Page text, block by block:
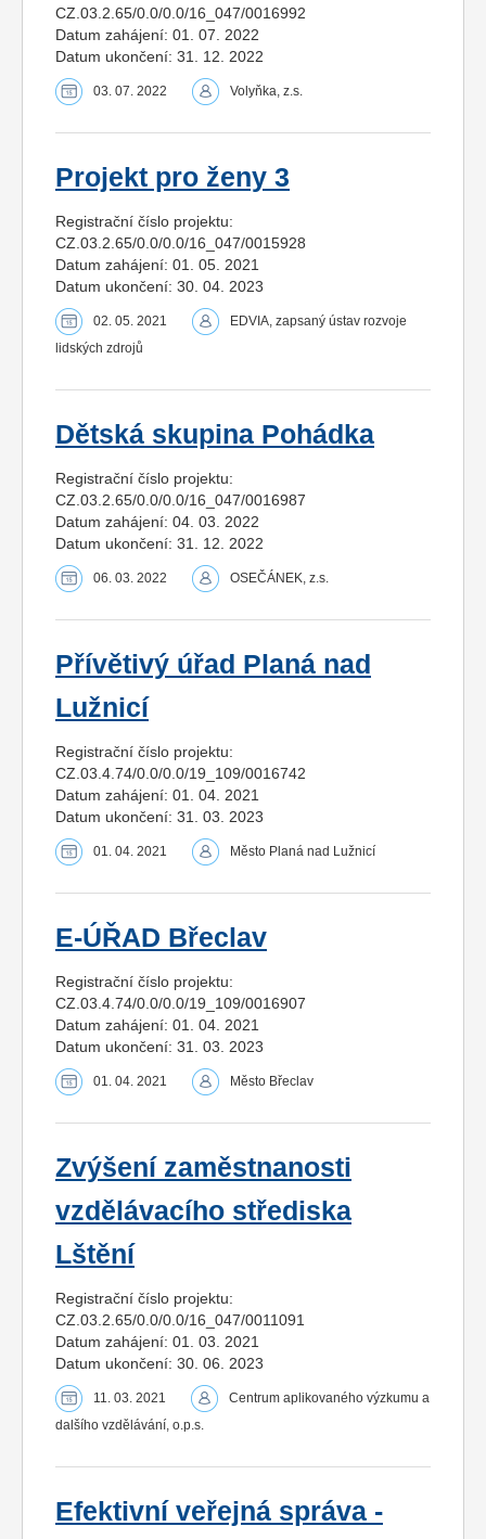
CZ.03.2.65/0.0/0.0/16_047/0016992
Datum zahájení: 01. 07. 2022
Datum ukončení: 31. 12. 2022
03. 07. 2022 Volyňka, z.s.
Projekt pro ženy 3
Registrační číslo projektu:
CZ.03.2.65/0.0/0.0/16_047/0015928
Datum zahájení: 01. 05. 2021
Datum ukončení: 30. 04. 2023
02. 05. 2021
EDVIA, zapsaný ústav rozvoje
lidských zdrojů
Dětská skupina Pohádka
Registrační číslo projektu:
CZ.03.2.65/0.0/0.0/16_047/0016987
Datum zahájení: 04. 03. 2022
Datum ukončení: 31. 12. 2022
06. 03. 2022 OSEČÁNEK, z.s.
Přívětivý úřad Planá nad
Lužnicí
Registrační číslo projektu:
CZ.03.4.74/0.0/0.0/19_109/0016742
Datum zahájení: 01. 04. 2021
Datum ukončení: 31. 03. 2023
01. 04. 2021 Město Planá nad Lužnicí
E-ÚŘAD Břeclav
Registrační číslo projektu:
CZ.03.4.74/0.0/0.0/19_109/0016907
Datum zahájení: 01. 04. 2021
Datum ukončení: 31. 03. 2023
01. 04. 2021 Město Břeclav
Zvýšení zaměstnanosti
vzdělávacího střediska
Lštění
Registrační číslo projektu:
CZ.03.2.65/0.0/0.0/16_047/0011091
Datum zahájení: 01. 03. 2021
Datum ukončení: 30. 06. 2023
11. 03. 2021
Centrum aplikovaného výzkumu a
dalšího vzdělávání, o.p.s.
Efektivní veřejná správa -